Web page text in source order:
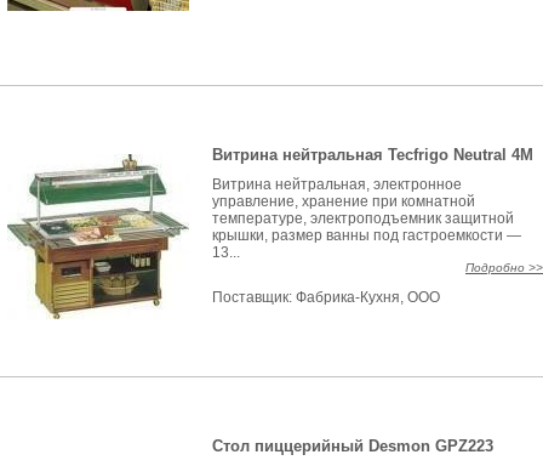
Витрина нейтральная Tecfrigo Neutral 4M
Витрина нейтральная, электронное
управление, хранение при комнатной
температуре, электроподъемник защитной
крышки, размер ванны под гастроемкости —
13...
Подробно >>
Поставщик: Фабрика-Кухня, ООО
Стол пиццерийный Desmon GPZ223